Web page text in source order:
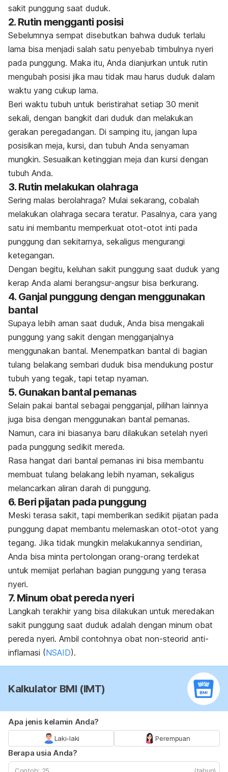
sakit punggung saat duduk.
2. Rutin mengganti posisi
Sebelumnya sempat disebutkan bahwa duduk terlalu
lama bisa menjadi salah satu penyebab timbulnya nyeri
pada punggung. Maka itu, Anda dianjurkan untuk rutin
mengubah posisi jika mau tidak mau harus duduk dalam
waktu yang cukup lama.
Beri waktu tubuh untuk beristirahat setiap 30 menit
sekali, dengan bangkit dari duduk dan melakukan
gerakan peregadangan. Di samping itu, jangan lupa
posisikan meja, kursi, dan tubuh Anda senyaman
mungkin. Sesuaikan ketinggian meja dan kursi dengan
tubuh Anda.
3. Rutin melakukan olahraga
Sering malas berolahraga? Mulai sekarang, cobalah
melakukan olahraga secara teratur. Pasalnya, cara yang
satu ini membantu memperkuat otot-otot inti pada
punggung dan sekitarnya, sekaligus mengurangi
ketegangan.
Dengan begitu, keluhan sakit punggung saat duduk yang
kerap Anda alami berangsur-angsur bisa berkurang.
4. Ganjal punggung dengan menggunakan
bantal
Supaya lebih aman saat duduk, Anda bisa mengakali
punggung yang sakit dengan mengganjalnya
menggunakan bantal. Menempatkan bantal di bagian
tulang belakang sembari duduk bisa mendukung postur
tubuh yang tegak, tapi tetap nyaman.
5. Gunakan bantal pemanas
Selain pakai bantal sebagai pengganjal, pilihan lainnya
juga bisa dengan menggunakan bantal pemanas.
Namun, cara ini biasanya baru dilakukan setelah nyeri
pada punggung sedikit mereda.
Rasa hangat dari bantal pemanas ini bisa membantu
membuat tulang belakang lebih nyaman, sekaligus
melancarkan aliran darah di punggung.
6. Beri pijatan pada punggung
Meski terasa sakit, tapi memberikan sedikit pijatan pada
punggung dapat membantu melemaskan otot-otot yang
tegang. Jika tidak mungkin melakukannya sendirian,
Anda bisa minta pertolongan orang-orang terdekat
untuk memijat perlahan bagian punggung yang terasa
nyeri.
7. Minum obat pereda nyeri
Langkah terakhir yang bisa dilakukan untuk meredakan
sakit punggung saat duduk adalah dengan minum obat
pereda nyeri. Ambil contohnya obat non-steorid anti-
inflamasi (NSAID).
Kalkulator BMI (IMT)
Apa jenis kelamin Anda?
Laki-laki Perempuan
Berapa usia Anda?